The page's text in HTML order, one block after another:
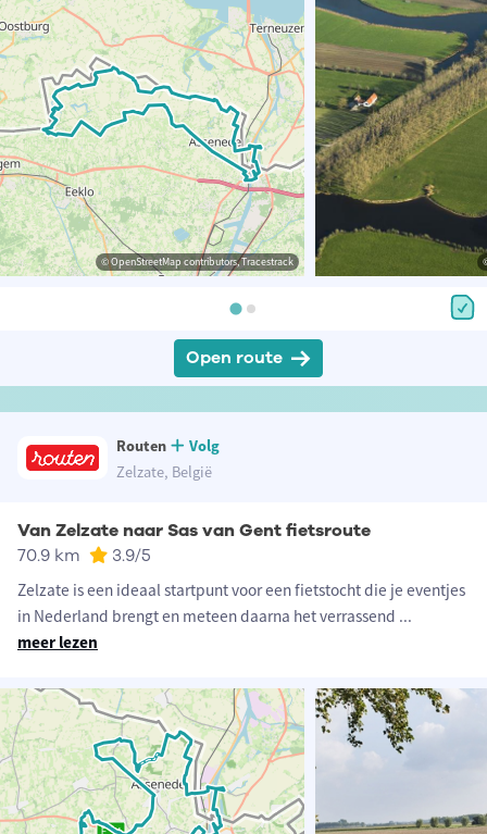
© OpenStreetMap contributors, Tracestrack
Open route
Routen
Volg
Zelzate, België
Van Zelzate naar Sas van Gent fietsroute
70.9 km 3.9/5
Zelzate is een ideaal startpunt voor een fietstocht die je eventjes
in Nederland brengt en meteen daarna het verrassend ...
meer lezen